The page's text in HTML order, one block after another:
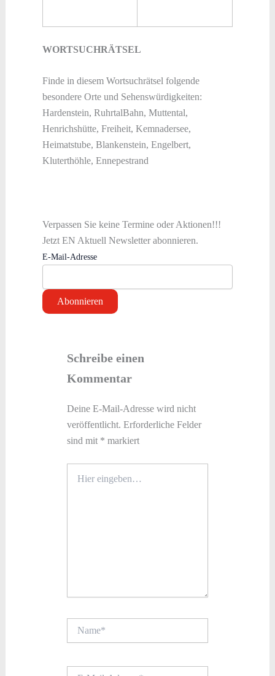
WORTSUCHRÄTSEL
Finde in diesem Wortsuchrätsel folgende
besondere Orte und Sehenswürdigkeiten:
Hardenstein, RuhrtalBahn, Muttental,
Henrichshütte, Freiheit, Kemnadersee,
Heimatstube, Blankenstein, Engelbert,
Kluterthöhle, Ennepestrand
Verpassen Sie keine Termine oder Aktionen!!!
Jetzt EN Aktuell Newsletter abonnieren.
E-Mail-Adresse
Schreibe einen
Kommentar
Deine E-Mail-Adresse wird nicht
veröffentlicht. Erforderliche Felder
sind mit * markiert
eingeben…